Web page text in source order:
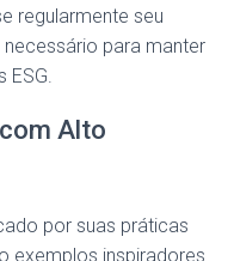
regularmente seu
para manter
ESG.
Alto
por suas práticas
exemplos inspiradores